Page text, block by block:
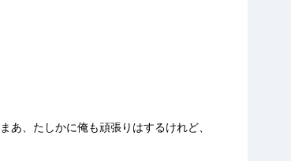
、たしかに俺も頑張りはするけれど、